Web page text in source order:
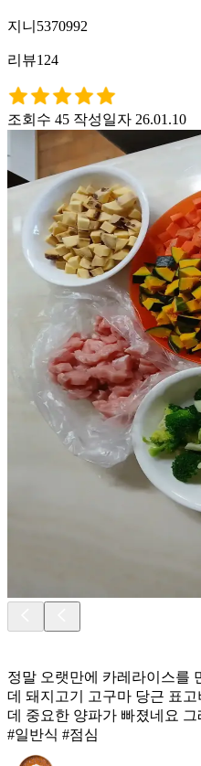
지니5370992
리뷰124
조회수 45 작성일자 26.01.10
정말 오랫만에 카레라이스를
데 돼지고기 고구마 당근 표
데 중요한 양파가 빠졌네요
#일반식 #점심